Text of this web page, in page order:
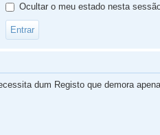
Ocultar o meu estado nesta
dum Registo que demora